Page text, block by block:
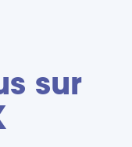
sur